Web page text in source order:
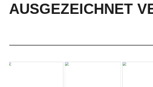
AUSGEZEICHNET